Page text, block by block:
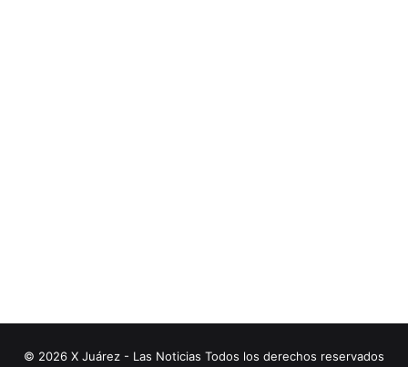
© 2026 X Juárez - Las Noticias Todos los derechos reservados